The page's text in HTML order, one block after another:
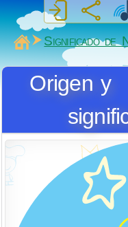
MiSabueso
Significado de
Origen y